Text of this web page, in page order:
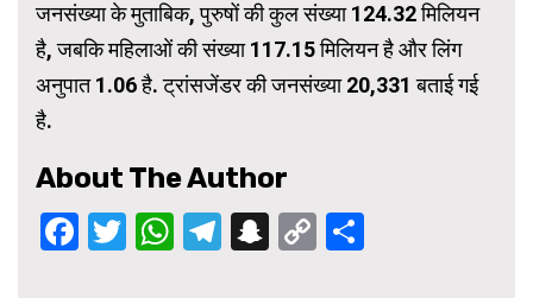
जनसंख्या के मुताबिक, पुरुषों की कुल संख्या 124.32 मिलियन
है, जबकि महिलाओं की संख्या 117.15 मिलियन है और लिंग
अनुपात 1.06 है. ट्रांसजेंडर की जनसंख्या 20,331 बताई गई
है.
About The Author
Facebook
Twitter
WhatsApp
Telegram
Snapchat
Copy